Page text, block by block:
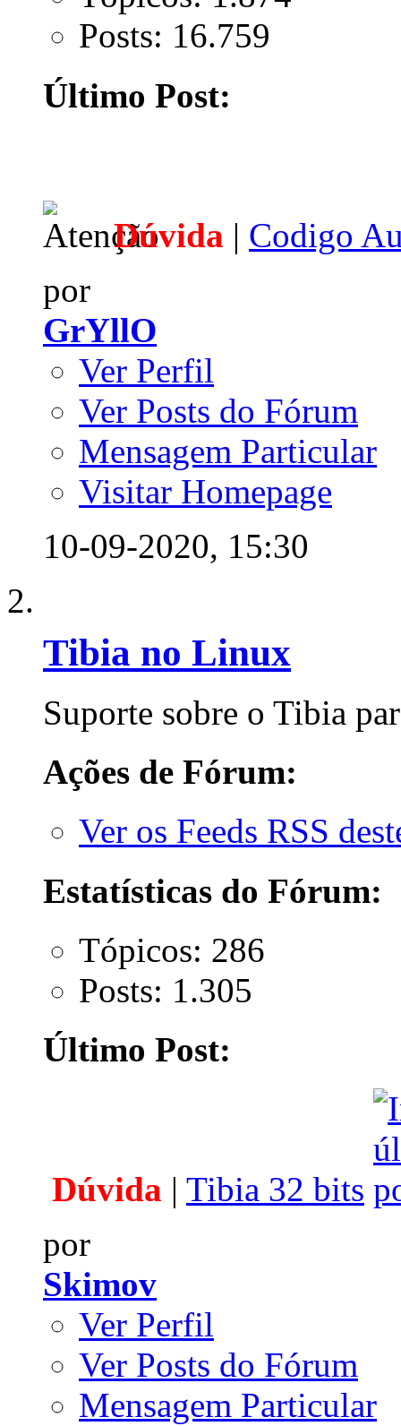
Posts: 16.759
Último Post:
Dúvida | Codigo
por
GrYllO
Ver Perfil
Ver Posts do Fórum
Mensagem Particular
Visitar Homepage
10-09-2020, 15:30
Tibia no Linux
Suporte sobre o Tibia
Ações de Fórum:
Ver os Feeds RSS
Estatísticas do Fórum:
Tópicos: 286
Posts: 1.305
Último Post:
Dúvida | Tibia 32 bits
por
Skimov
Ver Perfil
Ver Posts do Fórum
Mensagem Particular